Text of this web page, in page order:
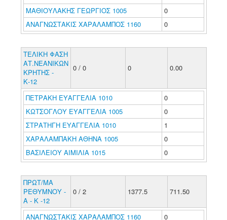
ΜΑΘΙΟΥΛΑΚΗΣ ΓΕΩΡΓΙΟΣ 1005
0
ΑΝΑΓΝΩΣΤΑΚΙΣ ΧΑΡΑΛΑΜΠΟΣ 1160
0
ΤΕΛΙΚΗ ΦΑΣΗ
ΑΤ.ΝΕΑΝΙΚΩΝ
ΚΡΗΤΗΣ -
Κ-12
0 / 0 0 0.00
ΠΕΤΡΑΚΗ ΕΥΑΓΓΕΛΙΑ 1010
0
ΚΩΤΣΟΓΛΟΥ ΕΥΑΓΓΕΛΙΑ 1005
0
ΣΤΡΑΤΗΓΗ ΕΥΑΓΓΕΛΙΑ 1010
1
ΧΑΡΑΛΑΜΠΑΚΗ ΑΘΗΝΑ 1005
0
ΒΑΣΙΛΕΙΟΥ ΑΙΜΙΛΙΑ 1015
0
ΠΡΩΤ/ΜΑ
ΡΕΘΥΜΝΟΥ -
Α - Κ -12
0 / 2 1377.5 711.50
ΑΝΑΓΝΩΣΤΑΚΙΣ ΧΑΡΑΛΑΜΠΟΣ 1160 0